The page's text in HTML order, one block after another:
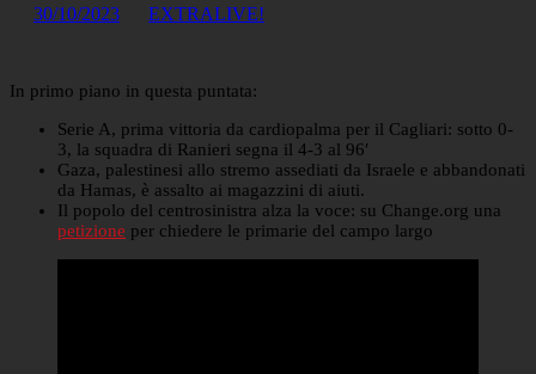
30/10/2023 EXTRALIVE!
In primo piano in questa puntata:
Serie A, prima vittoria da cardiopalma per il Cagliari: sotto 0-
3, la squadra di Ranieri segna il 4-3 al 96′
Gaza, palestinesi allo stremo assediati da Israele e abbandonati
da Hamas, è assalto ai magazzini di aiuti.
Il popolo del centrosinistra alza la voce: su Change.org una
petizione per chiedere le primarie del campo largo